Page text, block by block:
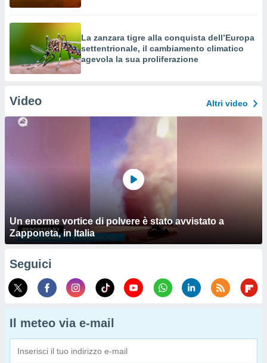
La zanzara tigre alla conquista dell’Europa
settentrionale, il cambiamento climatico
agevola la sua proliferazione
Video Altri video
Un enorme vortice di polvere è stato avvistato a
Zapponeta, in Italia
Seguici
Il meteo via e-mail